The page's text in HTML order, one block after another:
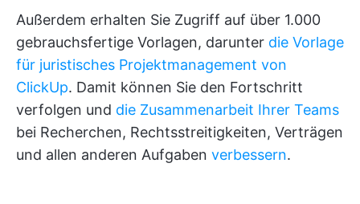
Außerdem erhalten Sie Zugriff auf über 1.000
gebrauchsfertige Vorlagen, darunter die Vorlage
für juristisches Projektmanagement von
ClickUp. Damit können Sie den Fortschritt
verfolgen und die Zusammenarbeit Ihrer Teams
bei Recherchen, Rechtsstreitigkeiten, Verträgen
und allen anderen Aufgaben verbessern.